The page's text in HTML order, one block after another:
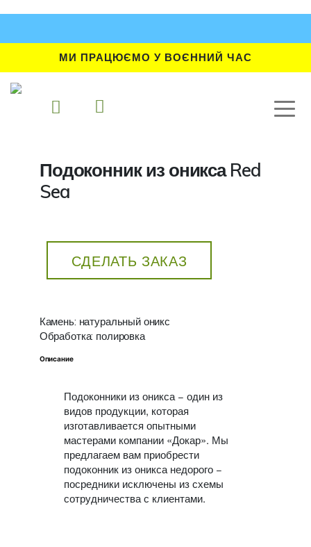
МИ ПРАЦЮЄМО У ВОЄННИЙ ЧАС
Подоконник из оникса Red
Sea
СДЕЛАТЬ ЗАКАЗ
Камень: натуральный оникс
Обработка: полировка
Описание
Подоконники из оникса − один из
видов продукции, которая
изготавливается опытными
мастерами компании «Докар». Мы
предлагаем вам приобрести
подоконник из оникса недорого −
посредники исключены из схемы
сотрудничества с клиентами.